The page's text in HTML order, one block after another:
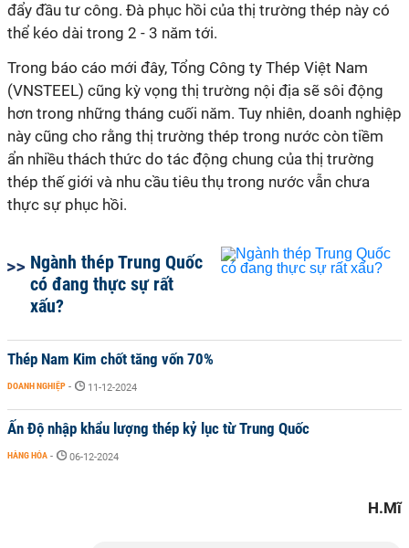
đẩy đầu tư công. Đà phục hồi của thị trường thép này có
thể kéo dài trong 2 - 3 năm tới.
Trong báo cáo mới đây, Tổng Công ty Thép Việt Nam
(VNSTEEL) cũng kỳ vọng thị trường nội địa sẽ sôi động
hơn trong những tháng cuối năm. Tuy nhiên, doanh nghiệp
này cũng cho rằng thị trường thép trong nước còn tiềm
ẩn nhiều thách thức do tác động chung của thị trường
thép thế giới và nhu cầu tiêu thụ trong nước vẫn chưa
thực sự phục hồi.
Ngành thép Trung Quốc
có đang thực sự rất
xấu?
Thép Nam Kim chốt tăng vốn 70%
DOANH NGHIỆP - 11-12-2024
Ấn Độ nhập khẩu lượng thép kỷ lục từ Trung Quốc
HÀNG HÓA - 06-12-2024
H.Mĩ